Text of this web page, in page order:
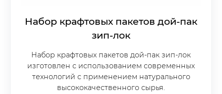
Набор крафтовых пакетов дой-пак
зип-лок
Набор крафтовых пакетов дой-пак зип-лок
изготовлен с использованием современных
технологий с применением натурального
высококачественного сырья.